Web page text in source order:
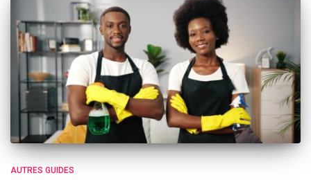
AUTRES GUIDES